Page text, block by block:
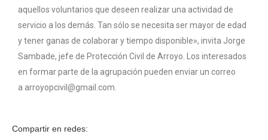
aquellos voluntarios que deseen realizar una actividad de
servicio a los demás. Tan sólo se necesita ser mayor de edad
y tener ganas de colaborar y tiempo disponible», invita Jorge
Sambade, jefe de Protección Civil de Arroyo. Los interesados
en formar parte de la agrupación pueden enviar un correo
a arroyopcivil@gmail.com.
Compartir en redes: